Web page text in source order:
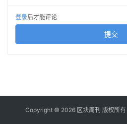
登录后才能评论
提交
Copyright © 2026 区块周刊 版权所有